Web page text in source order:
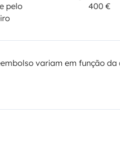
pelo
400 €
variam em função